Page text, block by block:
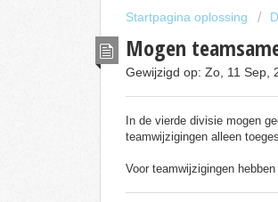
Startpagina oplossing
Mogen
Gewijzigd op: Zo, 11 Sep,
In de vierde divisie mogen
teamwijzigingen alleen
Voor teamwijzigingen